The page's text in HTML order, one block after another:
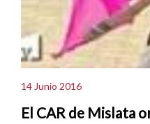
14 Junio 2016
El CAR de Mislata